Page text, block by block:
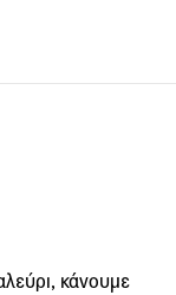
κάνουμε